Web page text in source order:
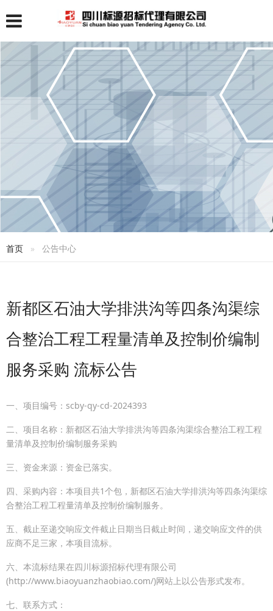
首页 公告中心
新都区石油大学排洪沟等四条沟渠综
合整治工程工程量清单及控制价编制
服务采购 流标公告
一、项目编号：scby-qy-cd-2024393
二、项目名称：新都区石油大学排洪沟等四条沟渠综合整治工程工程
量清单及控制价编制服务采购
三、资金来源：资金已落实。
四、采购内容：本项目共1个包，新都区石油大学排洪沟等四条沟渠综
合整治工程工程量清单及控制价编制服务。
五、截止至递交响应文件截止日期当日截止时间，递交响应文件的供
应商不足三家，本项目流标。
六、本流标结果在四川标源招标代理有限公司
(http://www.biaoyuanzhaobiao.com/)网站上以公告形式发布。
七、联系方式：